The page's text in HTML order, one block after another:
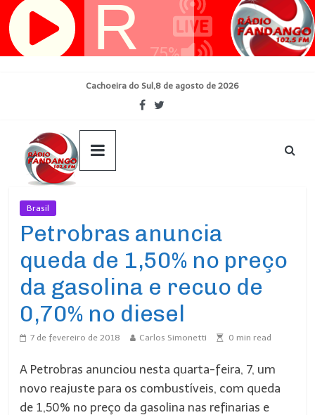
Pular
para
Cachoeira do Sul,8 de agosto de 2026
Brasil
Petrobras anuncia
queda de 1,50% no preço
da gasolina e recuo de
0,70% no diesel
7 de fevereiro de 2018 Carlos Simonetti 0 min read
A Petrobras anunciou nesta quarta-feira, 7, um
novo reajuste para os combustíveis, com queda
de 1,50% no preço da gasolina nas refinarias e